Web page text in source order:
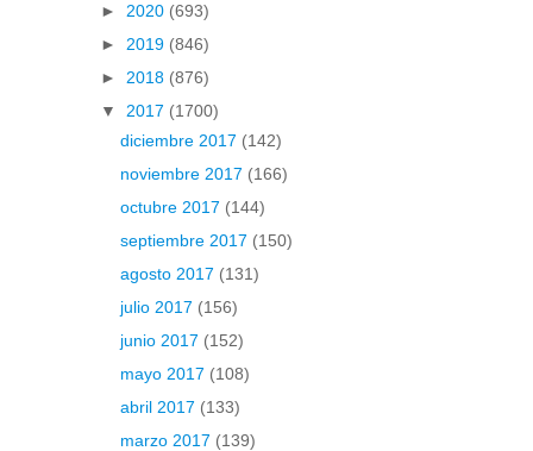
► 2020 (693)
► 2019 (846)
► 2018 (876)
▼ 2017 (1700)
diciembre 2017 (142)
noviembre 2017 (166)
octubre 2017 (144)
septiembre 2017 (150)
agosto 2017 (131)
julio 2017 (156)
junio 2017 (152)
mayo 2017 (108)
abril 2017 (133)
marzo 2017 (139)